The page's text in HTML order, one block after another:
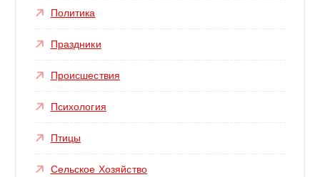
Политика
Праздники
Происшествия
Психология
Птицы
Сельское Хозяйство